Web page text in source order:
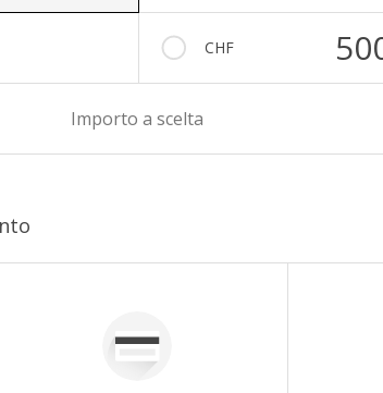
CHF
Importo a scelta